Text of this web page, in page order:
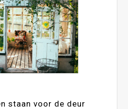
staan voor de deur